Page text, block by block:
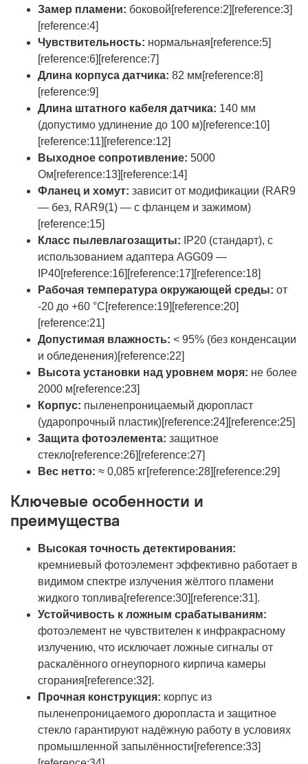
Замер пламени: боковой[reference:2][reference:3]
[reference:4]
Чувствительность: нормальная[reference:5]
[reference:6][reference:7]
Длина корпуса датчика: 82 мм[reference:8]
[reference:9]
Длина штатного кабеля датчика: 140 мм
(допустимо удлинение до 100 м)[reference:10]
[reference:11][reference:12]
Выходное сопротивление: 5000
Ом[reference:13][reference:14]
Фланец и хомут: зависит от модификации (RAR9
— без, RAR9(1) — с фланцем и зажимом)
[reference:15]
Класс пылевлагозащиты: IP20 (стандарт), с
использованием адаптера AGG09 —
IP40[reference:16][reference:17][reference:18]
Рабочая температура окружающей среды: от
-20 до +60 °C[reference:19][reference:20]
[reference:21]
Допустимая влажность: < 95% (без конденсации
и обледенения)[reference:22]
Высота установки над уровнем моря: не более
2000 м[reference:23]
Корпус: пыленепроницаемый дюропласт
(ударопрочный пластик)[reference:24][reference:25]
Защита фотоэлемента: защитное
стекло[reference:26][reference:27]
Вес нетто: ≈ 0,085 кг[reference:28][reference:29]
Ключевые особенности и
преимущества
Высокая точность детектирования:
кремниевый фотоэлемент эффективно работает в
видимом спектре излучения жёлтого пламени
жидкого топлива[reference:30][reference:31].
Устойчивость к ложным срабатываниям:
фотоэлемент не чувствителен к инфракрасному
излучению, что исключает ложные сигналы от
раскалённого огнеупорного кирпича камеры
сгорания[reference:32].
Прочная конструкция: корпус из
пыленепроницаемого дюропласта и защитное
стекло гарантируют надёжную работу в условиях
промышленной запылённости[reference:33]